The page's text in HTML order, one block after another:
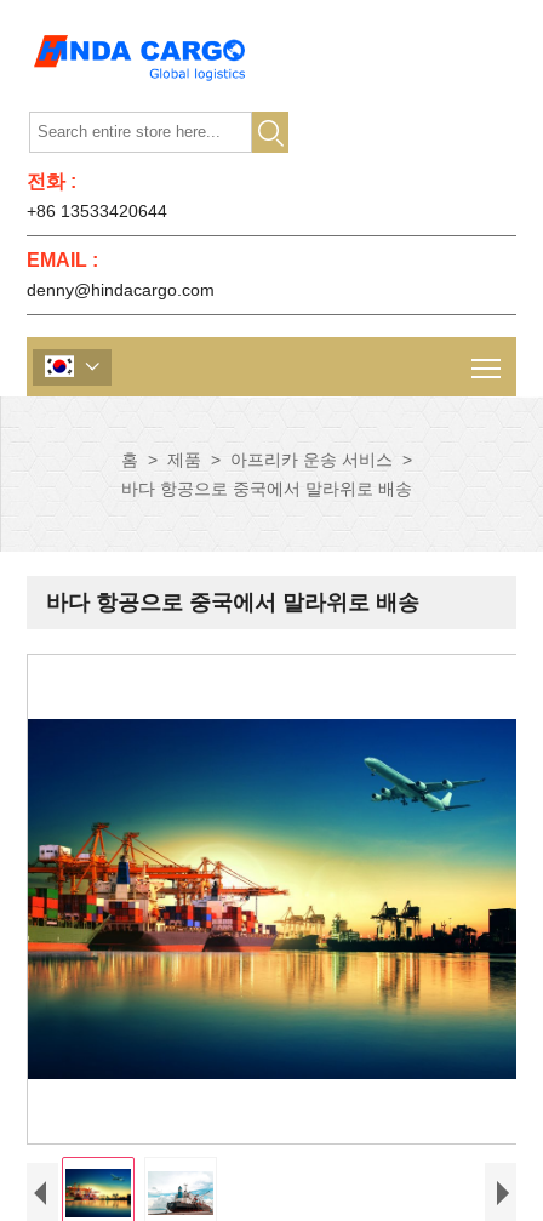

전화 :
+86 13533420644
EMAIL :
denny@hindacargo.com

홈 > 제품 > 아프리카 운송 서비스 >
바다 항공으로 중국에서 말라위로 배송
바다 항공으로 중국에서 말라위로 배송